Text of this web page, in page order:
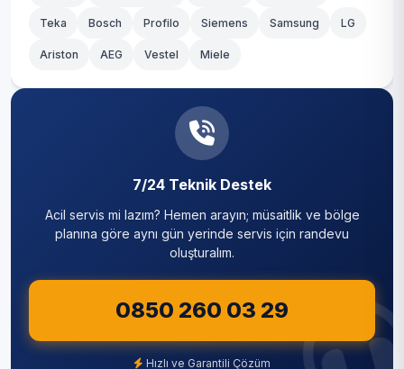
Teka Bosch Profilo Siemens Samsung LG
Ariston AEG Vestel Miele
7/24 Teknik Destek
Acil servis mi lazım? Hemen arayın; müsaitlik ve bölge
planına göre aynı gün yerinde servis için randevu
oluşturalım.
0850 260 03 29
Hızlı ve Garantili Çözüm